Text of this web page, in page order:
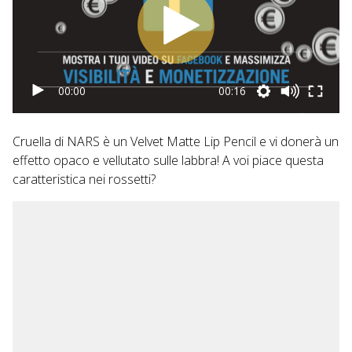
00:00 00:16
Cruella di NARS è un Velvet Matte Lip Pencil e vi donerà un
effetto opaco e vellutato sulle labbra! A voi piace questa
caratteristica nei rossetti?